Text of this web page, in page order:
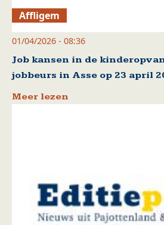
Affligem
01/04/2026 - 08:36
Job kansen in de
jobbeurs in Asse op 23 april
Meer lezen